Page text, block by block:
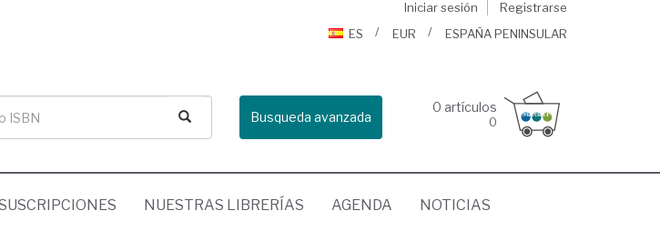
Iniciar sesión
Registrarse
ES
EUR ESPAÑA PENINSULAR
Busqueda avanzada
0 artículos
0
NUESTRAS LIBRERÍAS AGENDA NOTICIAS